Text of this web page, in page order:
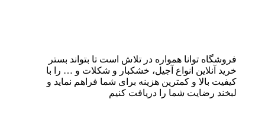
فروشگاه توانا همواره در تلاش است تا بتواند بستر
خرید آنلاین انواع آجیل، خشکبار و شکلات و … را با
کیفیت بالا و کمترین هزینه برای شما فراهم نماید و
لبخند رضایت شما را دریافت کنیم